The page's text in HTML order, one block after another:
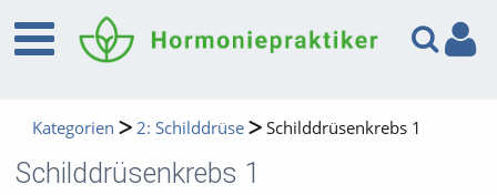
Kategorien 2: Schilddrüse Schilddrüsenkrebs 1
Schilddrüsenkrebs 1